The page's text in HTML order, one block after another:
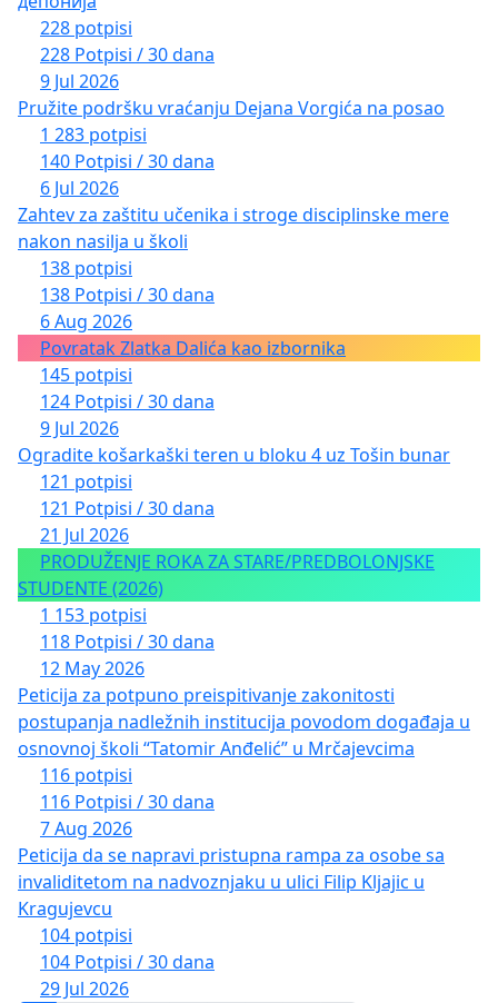
228 potpisi
228 Potpisi / 30 dana
9 Jul 2026
Pružite podršku vraćanju Dejana Vorgića na posao
1 283 potpisi
140 Potpisi / 30 dana
6 Jul 2026
Zahtev za zaštitu učenika i stroge disciplinske mere
nakon nasilja u školi
138 potpisi
138 Potpisi / 30 dana
6 Aug 2026
Povratak Zlatka Dalića kao izbornika
145 potpisi
124 Potpisi / 30 dana
9 Jul 2026
Ogradite košarkaški teren u bloku 4 uz Tošin bunar
121 potpisi
121 Potpisi / 30 dana
21 Jul 2026
PRODUŽENJE ROKA ZA STARE/PREDBOLONJSKE
STUDENTE (2026)
1 153 potpisi
118 Potpisi / 30 dana
12 May 2026
Peticija za potpuno preispitivanje zakonitosti
postupanja nadležnih institucija povodom događaja u
osnovnoj školi “Tatomir Anđelić” u Mrčajevcima
116 potpisi
116 Potpisi / 30 dana
7 Aug 2026
Peticija da se napravi pristupna rampa za osobe sa
invaliditetom na nadvoznjaku u ulici Filip Kljajic u
Kragujevcu
104 potpisi
104 Potpisi / 30 dana
29 Jul 2026